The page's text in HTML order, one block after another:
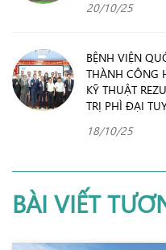
20/10/25
BỆNH VIỆN
THÀNH CÔNG
KỸ THUẬT
TRỊ PHÌ ĐẠI
18/10/25
BÀI VIẾT